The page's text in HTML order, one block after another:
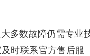
多数故障仍需专业
时联系官方售后服